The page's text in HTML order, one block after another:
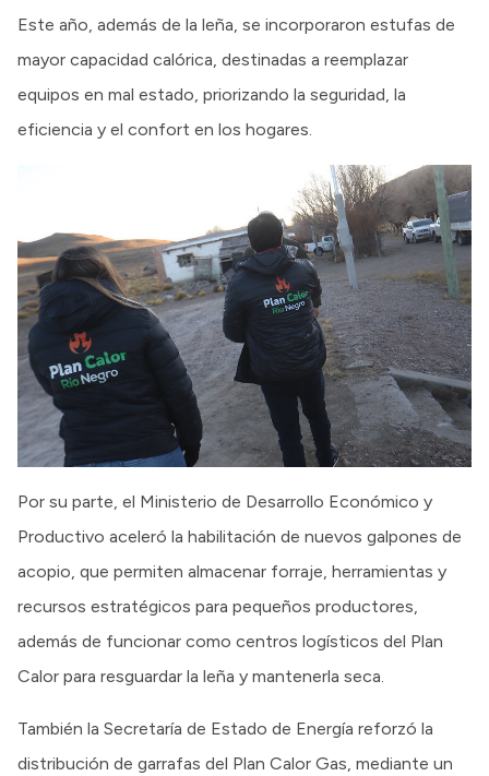
Este año, además de la leña, se incorporaron estufas de
mayor capacidad calórica, destinadas a reemplazar
equipos en mal estado, priorizando la seguridad, la
eficiencia y el confort en los hogares.
Por su parte, el Ministerio de Desarrollo Económico y
Productivo aceleró la habilitación de nuevos galpones de
acopio, que permiten almacenar forraje, herramientas y
recursos estratégicos para pequeños productores,
además de funcionar como centros logísticos del Plan
Calor para resguardar la leña y mantenerla seca.
También la Secretaría de Estado de Energía reforzó la
distribución de garrafas del Plan Calor Gas, mediante un